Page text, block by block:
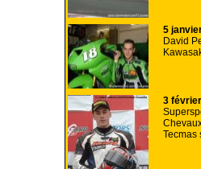
5
David
3
Tecmas